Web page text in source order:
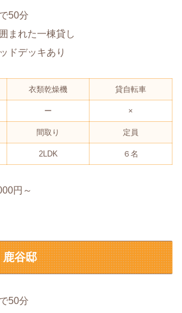
50分
まれた一棟貸し
ドデッキあり
衣類乾燥機 貸自転車
ー ×
間取り 定員
2LDK ６名
円～
鹿谷邸
50分